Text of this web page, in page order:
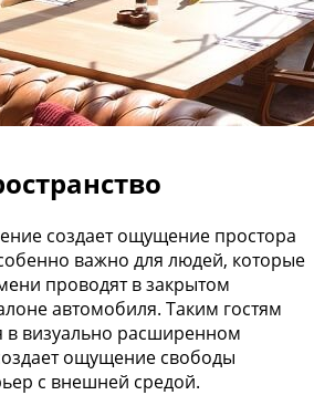
создает ощущение простора
важно для людей, которые
проводят в закрытом
автомобиля. Таким гостям
в визуально расширенном
ощущение свободы
с внешней средой.